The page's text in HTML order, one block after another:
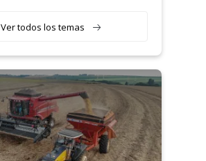
Ver todos los temas